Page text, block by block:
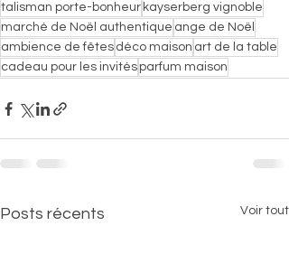
talisman porte-bonheur kayserberg vignoble
marché de Noël authentique ange de Noël
ambience de fêtes déco maison art de la table
cadeau pour les invités parfum maison
Posts récents Voir tout